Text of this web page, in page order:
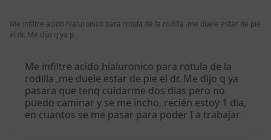
Me infiltre acido hialuronico para rotula de la rodilla ,me duele estar de pie
el dr. Me dijo q ya p
Me infiltre acido hialuronico para rotula de la
rodilla ,me duele estar de pie el dr. Me dijo q ya
pasara que tenq cuidarme dos dias pero no
puedo caminar y se me incho, recién estoy 1 día,
en cuantos se me pasar para poder I a trabajar